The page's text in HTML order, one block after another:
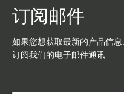
订阅邮件
如果您想获取最新的产品信
订阅我们的电子邮件通讯